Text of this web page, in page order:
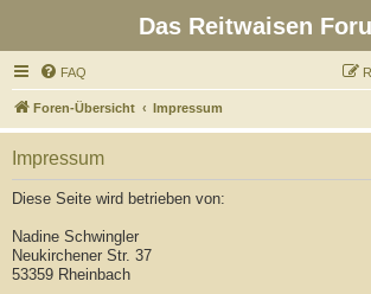
Das Reitwaisen
FAQ
Foren-Übersicht Impressum
Impressum
Diese Seite wird betrieben von:
Nadine Schwingler
Neukirchener Str. 37
53359 Rheinbach